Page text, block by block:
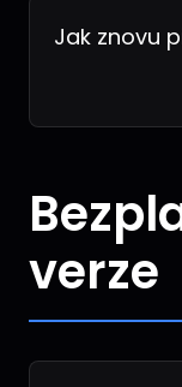
Jak znovu
verze